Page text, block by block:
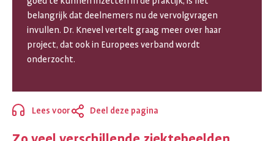
SNELLER
AAN
HET
LICHT
BRENGEN
belangrijk dat deelnemers nu de vervolgvragen
invullen. Dr. Knevel vertelt graag meer over haar
project, dat ook in Europees verband wordt
onderzocht.
Lees voor Deel deze pagina
Sluiten